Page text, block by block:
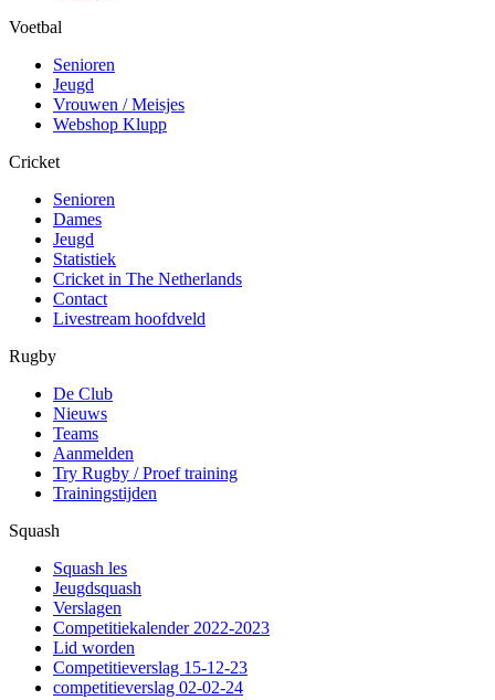
Voetbal
Senioren
Jeugd
Vrouwen / Meisjes
Webshop Klupp
Cricket
Senioren
Dames
Jeugd
Statistiek
Cricket in The Netherlands
Contact
Livestream hoofdveld
Rugby
De Club
Nieuws
Teams
Aanmelden
Try Rugby / Proef training
Trainingstijden
Squash
Squash les
Jeugdsquash
Verslagen
Competitiekalender 2022-2023
Lid worden
Competitieverslag 15-12-23
competitieverslag 02-02-24